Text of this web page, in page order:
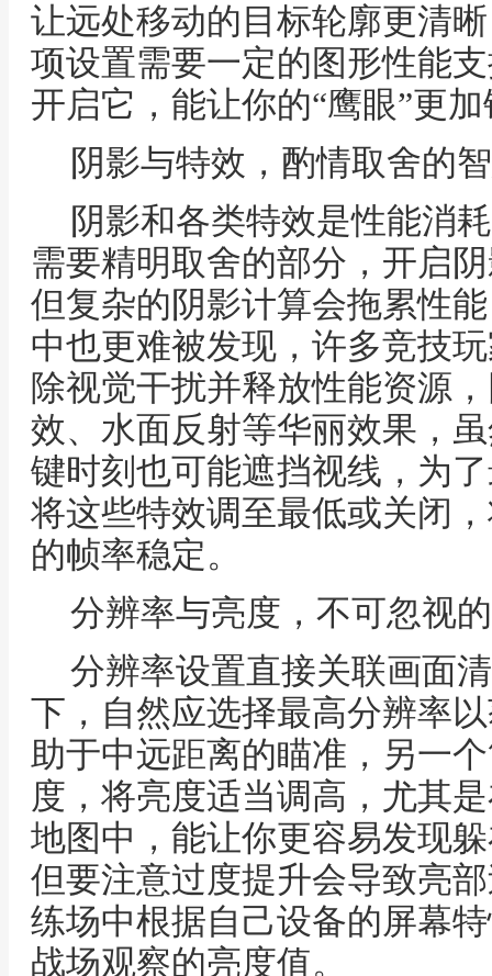
让远处移动的目标轮廓更清
项设置需要一定的图形性能
开启它，能让你的“鹰眼”更
阴影与特效，酌情取舍的
阴影和各类特效是性能消
需要精明取舍的部分，开启
但复杂的阴影计算会拖累性
中也更难被发现，许多竞技
除视觉干扰并释放性能资源
效、水面反射等华丽效果，
键时刻也可能遮挡视线，为
将这些特效调至最低或关闭
的帧率稳定。
分辨率与亮度，不可忽视
分辨率设置直接关联画面
下，自然应选择最高分辨率
助于中远距离的瞄准，另一
度，将亮度适当调高，尤其
地图中，能让你更容易发现
但要注意过度提升会导致亮
练场中根据自己设备的屏幕
战场观察的亮度值。